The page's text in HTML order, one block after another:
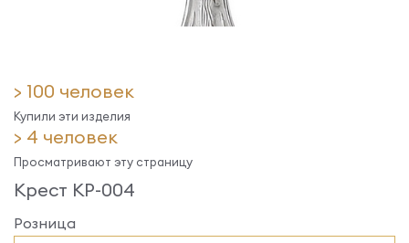
> 100 человек
Купили эти изделия
> 4 человек
Просматривают эту страницу
Крест КР-004
Розница